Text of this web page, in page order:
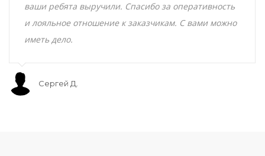
ваши ребята выручили. Спасибо за оперативность
и лояльное отношение к заказчикам. С вами можно
иметь дело.
Сергей Д.